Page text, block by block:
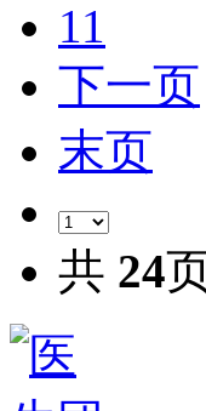
11
下一页
末页
共 24